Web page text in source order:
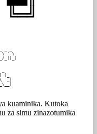
_ _
\ ' \
_||_|
|_
_|
kuaminika. Kutoka
za simu zinazotumika